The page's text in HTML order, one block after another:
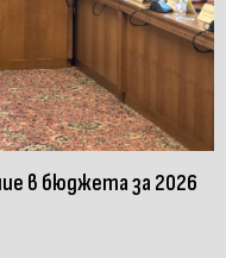
в бюджета за 2026